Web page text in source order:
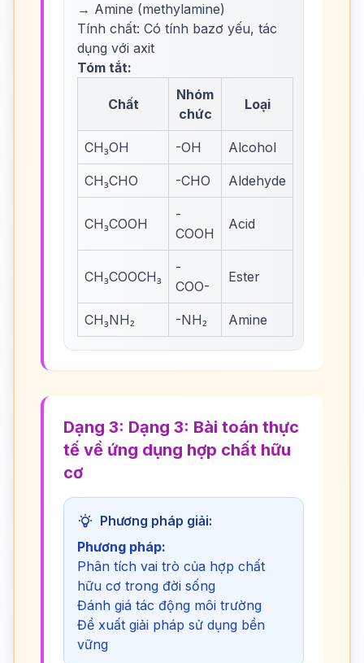
→ Amine (methylamine)
Tính chất: Có tính bazơ yếu, tác
dụng với axit
Tóm tắt:
Chất
Nhóm
chức
Loại
CH₃OH -OH Alcohol
CH₃CHO -CHO Aldehyde
CH₃COOH
-
COOH
Acid
CH₃COOCH₃
-
COO-
Ester
CH₃NH₂ -NH₂ Amine
Dạng 3: Dạng 3: Bài toán thực
tế về ứng dụng hợp chất hữu
cơ
Phương pháp giải:
Phương pháp:
Phân tích vai trò của hợp chất
hữu cơ trong đời sống
Đánh giá tác động môi trường
Đề xuất giải pháp sử dụng bền
vững